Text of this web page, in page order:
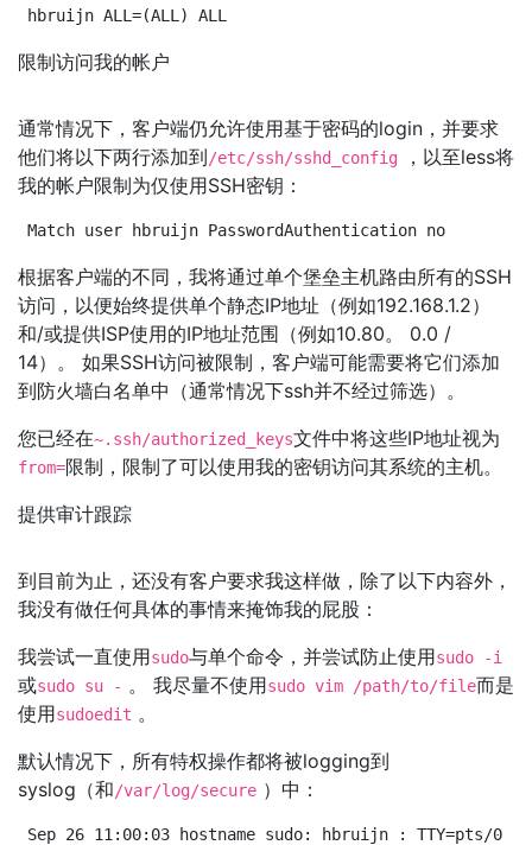
hbruijn ALL=(ALL) ALL
限制访问我的帐户
通常情况下，客户端仍允许使用基于密码的login，并要求
他们将以下两行添加到/etc/ssh/sshd_config
，以至less将
我的帐户限制为仅使用SSH密钥：
Match user hbruijn PasswordAuthentication no
根据客户端的不同，我将通过单个堡垒主机路由所有的SSH
访问，以便始终提供单个静态IP地址（例如192.168.1.2）
和/或提供ISP使用的IP地址范围（例如10.80。 0.0 /
14）。 如果SSH访问被限制，客户端可能需要将它们添加
到防火墙白名单中（通常情况下ssh并不经过筛选）。
您已经在~.ssh/authorized_keys文件中将这些IP地址视为
from=限制，限制了可以使用我的密钥访问其系统的主机。
提供审计跟踪
到目前为止，还没有客户要求我这样做，除了以下内容外，
我没有做任何具体的事情来掩饰我的屁股：
我尝试一直使用sudo与单个命令，并尝试防止使用sudo -i
或sudo su - 。 我尽量不使用sudo vim /path/to/file而是
使用sudoedit 。
默认情况下，所有特权操作都将被logging到
syslog（和/var/log/secure ）中：
Sep 26 11:00:03 hostname sudo: hbruijn : TTY=pts/0 ;